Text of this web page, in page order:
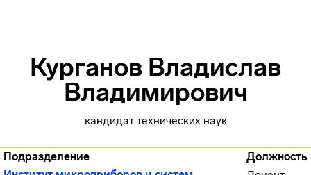
Курганов Владислав
Владимирович
кандидат технических наук
Подразделение
Должность